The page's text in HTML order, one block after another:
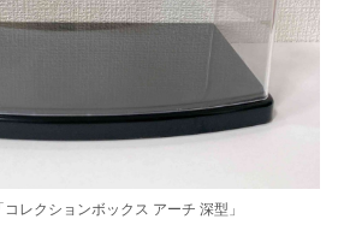
レクションボックス アーチ 深型」